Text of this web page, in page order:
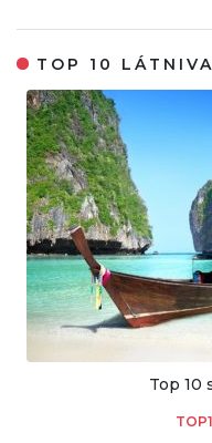
TOP 10
Top 10